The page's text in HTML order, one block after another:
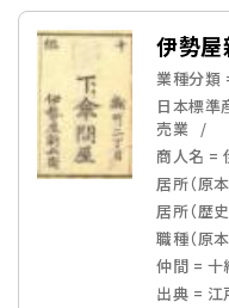
伊勢屋
業種分類
日本標準
売業
商人名 =
居所（原
居所（歴
職種（原
仲間 = 十
出典 = 江